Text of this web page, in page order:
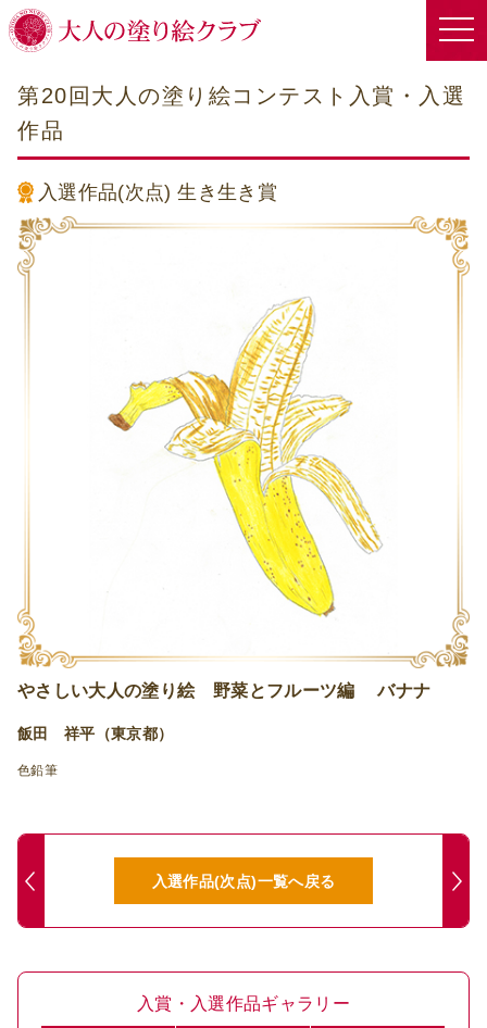
第20回大人の塗り絵コンテスト入賞・入選
作品
入選作品(次点)生き生き賞
やさしい大人の塗り絵 野菜とフルーツ編 バナナ
飯田 祥平（東京都）
色鉛筆
入選作品(次点)一覧へ戻る
入賞・入選作品ギャラリー